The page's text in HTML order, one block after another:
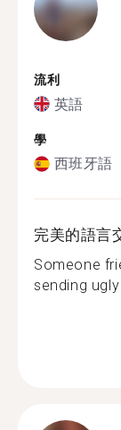
流利
英語
學
西班牙語
完美的語言
Someone
sending